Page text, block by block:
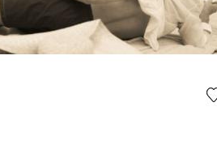
ma wishlist